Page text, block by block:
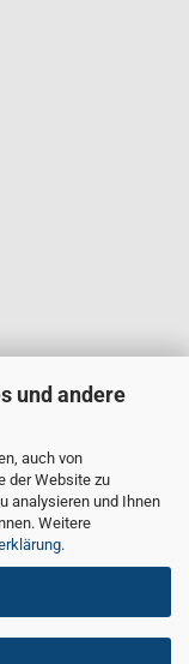
und andere
auch von
der Website zu
analysieren und Ihnen
Weitere
.